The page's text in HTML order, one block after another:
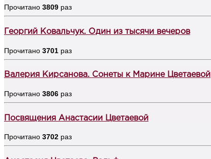
Прочитано 3809 раз
Георгий Ковальчук. Один из тысячи вечеров
Прочитано 3701 раз
Валерия Кирсанова. Сонеты к Марине Цветаевой
Прочитано 3806 раз
Посвящения Анастасии Цветаевой
Прочитано 3702 раз